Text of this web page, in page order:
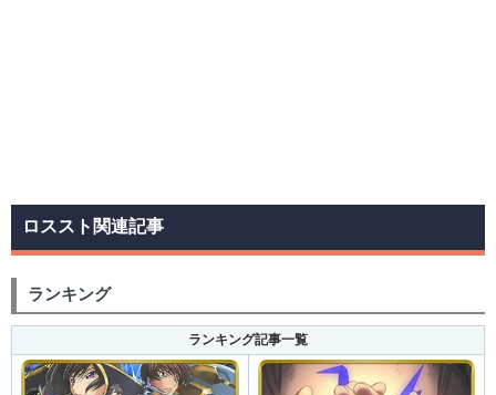
ロススト関連記事
ランキング
ランキング記事一覧